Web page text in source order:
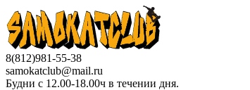
8(812)981-55-38
samokatclub@mail.ru
Будни с 12.00-18.00ч в течении дня.